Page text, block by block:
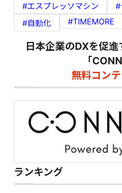
#エスプレッソマシン #
#自動化
#TIMEMORE
日本企業のDXを促
「
無料コン
ランキング